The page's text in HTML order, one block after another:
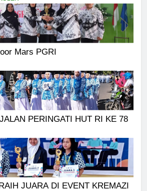
Mars PGRI
PERINGATI HUT RI KE 78
JUARA DI EVENT KREMAZI